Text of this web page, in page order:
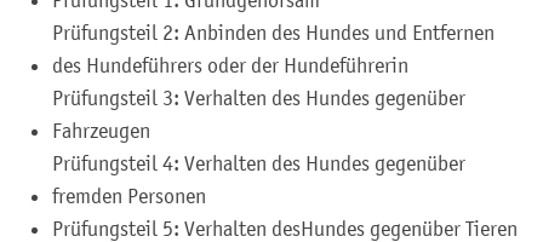
Prüfungsteil 2: Anbinden des Hundes und Entfernen
des Hundeführers oder der Hundeführerin
Prüfungsteil 3: Verhalten des Hundes gegenüber
Fahrzeugen
Prüfungsteil 4: Verhalten des Hundes gegenüber
fremden Personen
Prüfungsteil 5: Verhalten desHundes gegenüber Tieren